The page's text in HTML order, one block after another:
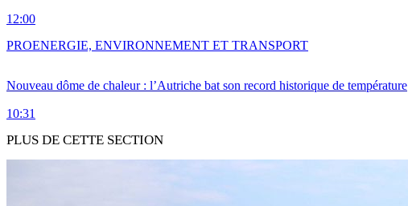
12:00
Nouveau dôme de chaleur : l’Autriche bat son record historique de température
10:31
PROENERGIE, ENVIRONNEMENT ET TRANSPORT
PLUS DE CETTE SECTION